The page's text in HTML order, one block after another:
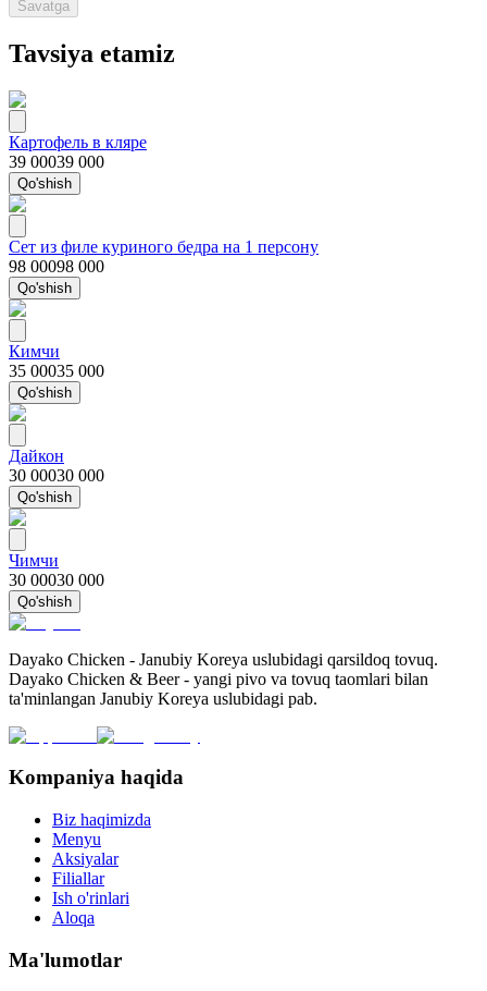
Savatga
Tavsiya etamiz
Картофель в кляре
39 00039 000
Qo'shish
Сет из филе куриного бедра на 1 персону
98 00098 000
Qo'shish
Кимчи
35 00035 000
Qo'shish
Дайкон
30 00030 000
Qo'shish
Чимчи
30 00030 000
Qo'shish
Dayako Chicken - Janubiy Koreya uslubidagi qarsildoq tovuq.
Dayako Chicken & Beer - yangi pivo va tovuq taomlari bilan
ta'minlangan Janubiy Koreya uslubidagi pab.
Kompaniya haqida
Biz haqimizda
Menyu
Aksiyalar
Filiallar
Ish o'rinlari
Aloqa
Ma'lumotlar